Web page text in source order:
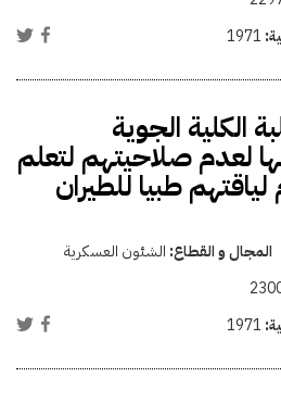
1971
الكلية الجوية
لعدم صلاحيتهم لتعلم
طبيا للطيران
المجال و القطاع: الشئون العسكرية
1971